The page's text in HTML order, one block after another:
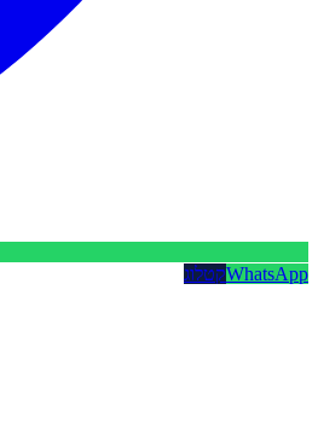
WhatsAppקטלוג